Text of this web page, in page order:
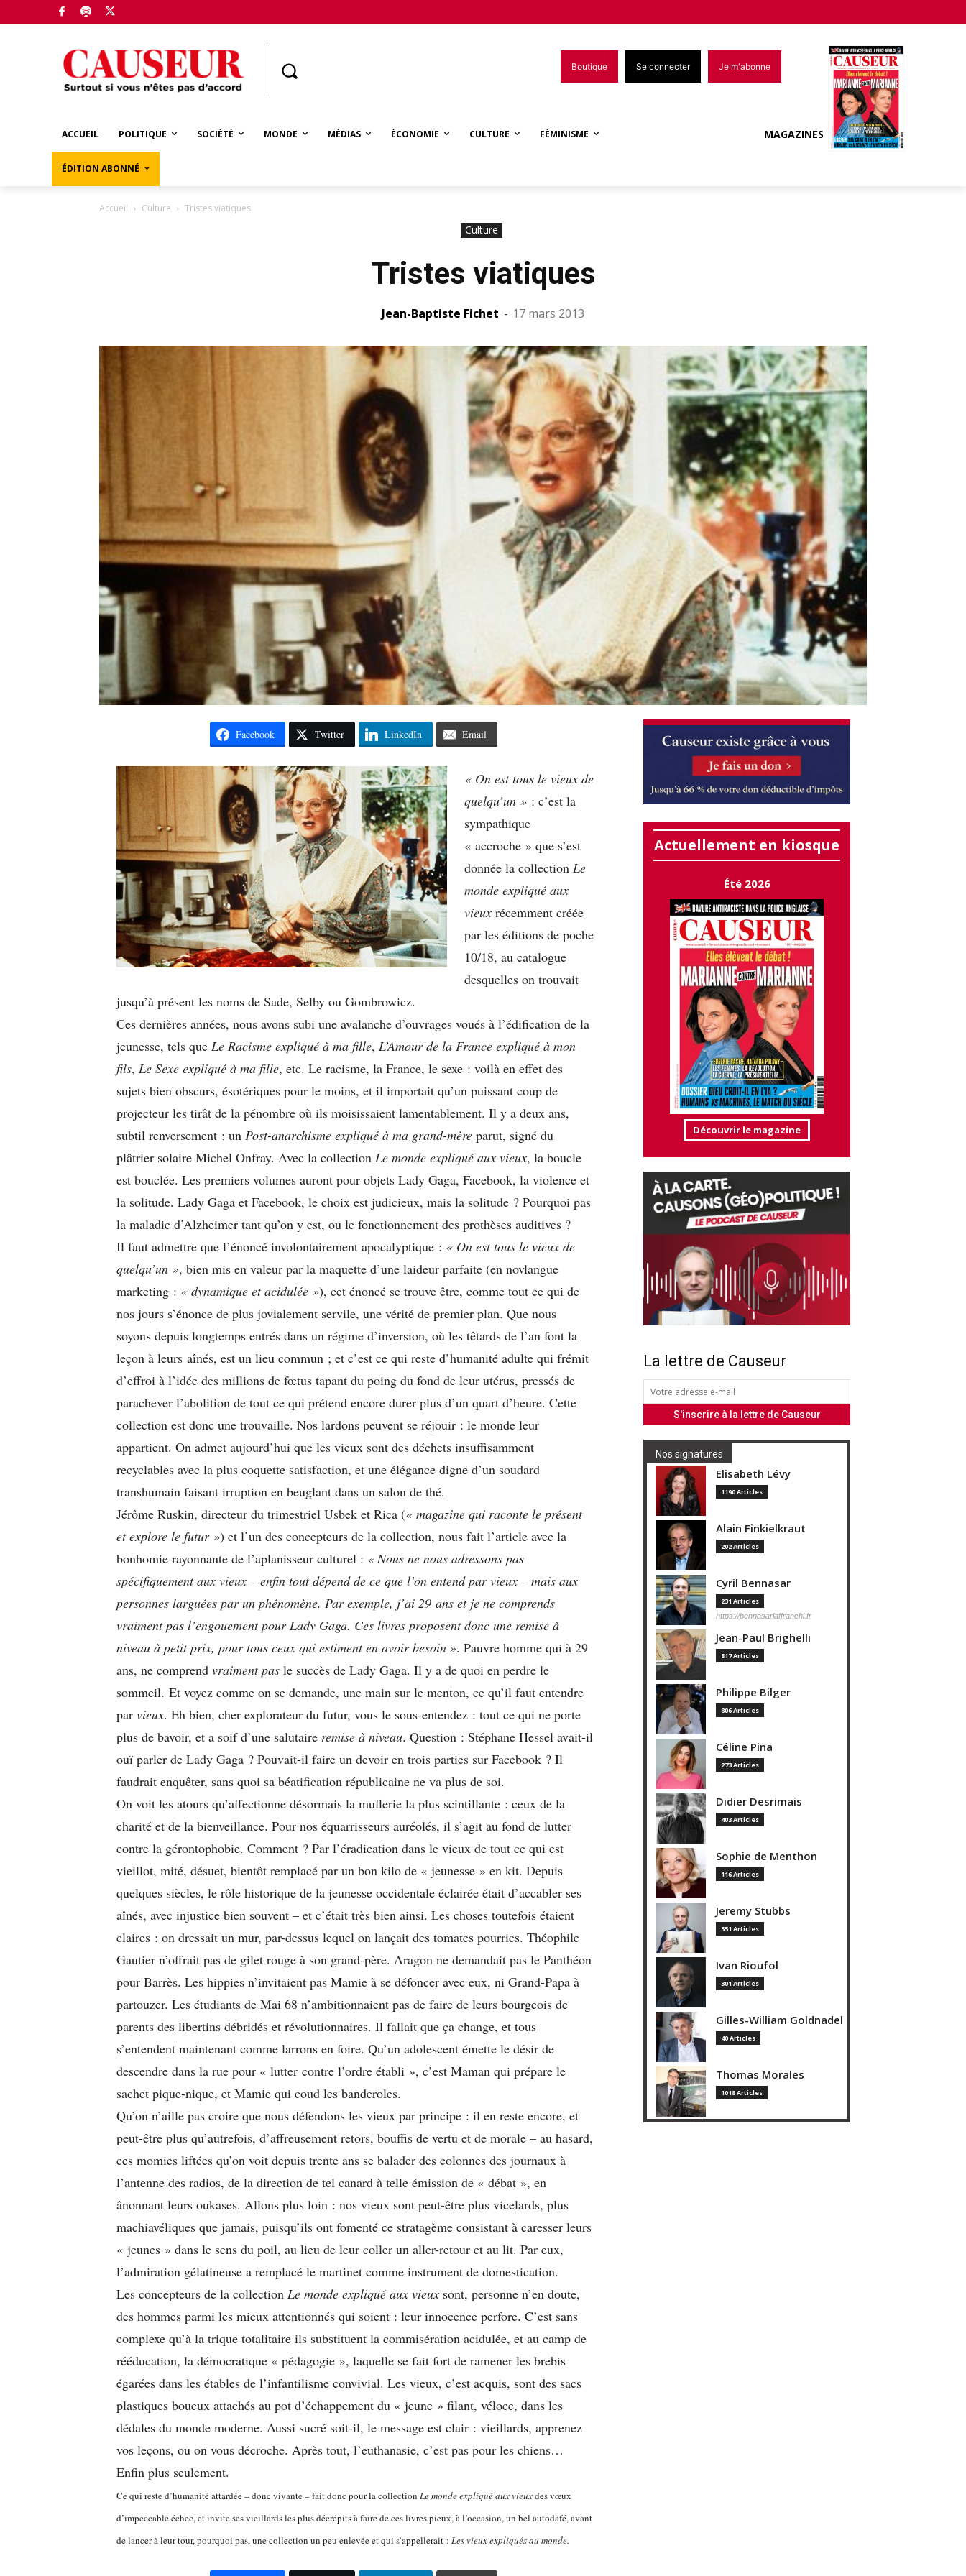
Boutique Se connecter Je m'abonne
ACCUEIL POLITIQUE SOCIÉTÉ MONDE MÉDIAS ÉCONOMIE CULTURE FÉMINISME
ÉDITION ABONNÉ
MAGAZINES
Accueil Culture Tristes viatiques
Culture
Tristes viatiques
Jean-Baptiste Fichet - 17 mars 2013
Facebook Twitter LinkedIn Email
« On est tous le vieux de
quelqu’un » : c’est la
sympathique
« accroche » que s’est
donnée la collection Le
monde expliqué aux
vieux récemment créée
par les éditions de poche
10/18, au catalogue
desquelles on trouvait
jusqu’à présent les noms de Sade, Selby ou Gombrowicz.
Ces dernières années, nous avons subi une avalanche d’ouvrages voués à l’édification de la
jeunesse, tels que Le Racisme expliqué à ma fille, L’Amour de la France expliqué à mon
fils, Le Sexe expliqué à ma fille, etc. Le racisme, la France, le sexe : voilà en effet des
sujets bien obscurs, ésotériques pour le moins, et il importait qu’un puissant coup de
projecteur les tirât de la pénombre où ils moisissaient lamentablement. Il y a deux ans,
subtil renversement : un Post-anarchisme expliqué à ma grand-mère parut, signé du
plâtrier solaire Michel Onfray. Avec la collection Le monde expliqué aux vieux, la boucle
est bouclée. Les premiers volumes auront pour objets Lady Gaga, Facebook, la violence et
la solitude. Lady Gaga et Facebook, le choix est judicieux, mais la solitude ? Pourquoi pas
la maladie d’Alzheimer tant qu’on y est, ou le fonctionnement des prothèses auditives ?
Il faut admettre que l’énoncé involontairement apocalyptique : « On est tous le vieux de
quelqu’un », bien mis en valeur par la maquette d’une laideur parfaite (en novlangue
marketing : « dynamique et acidulée »), cet énoncé se trouve être, comme tout ce qui de
nos jours s’énonce de plus jovialement servile, une vérité de premier plan. Que nous
soyons depuis longtemps entrés dans un régime d’inversion, où les têtards de l’an font la
leçon à leurs aînés, est un lieu commun ; et c’est ce qui reste d’humanité adulte qui frémit
d’effroi à l’idée des millions de fœtus tapant du poing du fond de leur utérus, pressés de
parachever l’abolition de tout ce qui prétend encore durer plus d’un quart d’heure. Cette
collection est donc une trouvaille. Nos lardons peuvent se réjouir : le monde leur
appartient. On admet aujourd’hui que les vieux sont des déchets insuffisamment
recyclables avec la plus coquette satisfaction, et une élégance digne d’un soudard
transhumain faisant irruption en beuglant dans un salon de thé.
Jérôme Ruskin, directeur du trimestriel Usbek et Rica (« magazine qui raconte le présent
et explore le futur ») et l’un des concepteurs de la collection, nous fait l’article avec la
bonhomie rayonnante de l’aplanisseur culturel : « Nous ne nous adressons pas
spécifiquement aux vieux – enfin tout dépend de ce que l’on entend par vieux – mais aux
personnes larguées par un phénomène. Par exemple, j’ai 29 ans et je ne comprends
vraiment pas l’engouement pour Lady Gaga. Ces livres proposent donc une remise à
niveau à petit prix, pour tous ceux qui estiment en avoir besoin ». Pauvre homme qui à 29
ans, ne comprend vraiment pas le succès de Lady Gaga. Il y a de quoi en perdre le
sommeil. Et voyez comme on se demande, une main sur le menton, ce qu’il faut entendre
par vieux. Eh bien, cher explorateur du futur, vous le sous-entendez : tout ce qui ne porte
plus de bavoir, et a soif d’une salutaire remise à niveau. Question : Stéphane Hessel avait-il
ouï parler de Lady Gaga ? Pouvait-il faire un devoir en trois parties sur Facebook ? Il
faudrait enquêter, sans quoi sa béatification républicaine ne va plus de soi.
On voit les atours qu’affectionne désormais la muflerie la plus scintillante : ceux de la
charité et de la bienveillance. Pour nos équarrisseurs auréolés, il s’agit au fond de lutter
contre la gérontophobie. Comment ? Par l’éradication dans le vieux de tout ce qui est
vieillot, mité, désuet, bientôt remplacé par un bon kilo de « jeunesse » en kit. Depuis
quelques siècles, le rôle historique de la jeunesse occidentale éclairée était d’accabler ses
aînés, avec injustice bien souvent – et c’était très bien ainsi. Les choses toutefois étaient
claires : on dressait un mur, par-dessus lequel on lançait des tomates pourries. Théophile
Gautier n’offrait pas de gilet rouge à son grand-père. Aragon ne demandait pas le Panthéon
pour Barrès. Les hippies n’invitaient pas Mamie à se défoncer avec eux, ni Grand-Papa à
partouzer. Les étudiants de Mai 68 n’ambitionnaient pas de faire de leurs bourgeois de
parents des libertins débridés et révolutionnaires. Il fallait que ça change, et tous
s’entendent maintenant comme larrons en foire. Qu’un adolescent émette le désir de
descendre dans la rue pour « lutter contre l’ordre établi », c’est Maman qui prépare le
sachet pique-nique, et Mamie qui coud les banderoles.
Qu’on n’aille pas croire que nous défendons les vieux par principe : il en reste encore, et
peut-être plus qu’autrefois, d’affreusement retors, bouffis de vertu et de morale – au hasard,
ces momies liftées qu’on voit depuis trente ans se balader des colonnes des journaux à
l’antenne des radios, de la direction de tel canard à telle émission de « débat », en
ânonnant leurs oukases. Allons plus loin : nos vieux sont peut-être plus vicelards, plus
machiavéliques que jamais, puisqu’ils ont fomenté ce stratagème consistant à caresser leurs
« jeunes » dans le sens du poil, au lieu de leur coller un aller-retour et au lit. Par eux,
l’admiration gélatineuse a remplacé le martinet comme instrument de domestication.
Les concepteurs de la collection Le monde expliqué aux vieux sont, personne n’en doute,
des hommes parmi les mieux attentionnés qui soient : leur innocence perfore. C’est sans
complexe qu’à la trique totalitaire ils substituent la commisération acidulée, et au camp de
rééducation, la démocratique « pédagogie », laquelle se fait fort de ramener les brebis
égarées dans les étables de l’infantilisme convivial. Les vieux, c’est acquis, sont des sacs
plastiques boueux attachés au pot d’échappement du « jeune » filant, véloce, dans les
dédales du monde moderne. Aussi sucré soit-il, le message est clair : vieillards, apprenez
vos leçons, ou on vous décroche. Après tout, l’euthanasie, c’est pas pour les chiens…
Enfin plus seulement.
Ce qui reste d’humanité attardée – donc vivante – fait donc pour la collection Le monde expliqué aux vieuxdes vœux
d’impeccable échec, et invite ses vieillards les plus décrépits à faire de ces livres pieux, à l’occasion, un bel autodafé, avant
de lancer à leur tour, pourquoi pas, une collection un peu enlevée et qui s’appellerait : Les vieux expliqués au monde.
Actuellement en kiosque
Été 2026
Découvrir le magazine
La lettre de Causeur
Nos signatures
Elisabeth Lévy
1190 Articles
Alain Finkielkraut
202 Articles
Cyril Bennasar
231 Articles
https://bennasarlaffranchi.fr
Jean-Paul Brighelli
817 Articles
Philippe Bilger
806 Articles
Céline Pina
273 Articles
Didier Desrimais
403 Articles
Sophie de Menthon
116 Articles
Jeremy Stubbs
351 Articles
Ivan Rioufol
301 Articles
Gilles-William Goldnadel
40 Articles
Thomas Morales
1018 Articles